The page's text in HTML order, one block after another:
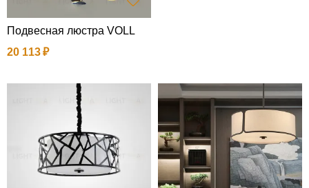
Подвесная люстра VOLL
20 113